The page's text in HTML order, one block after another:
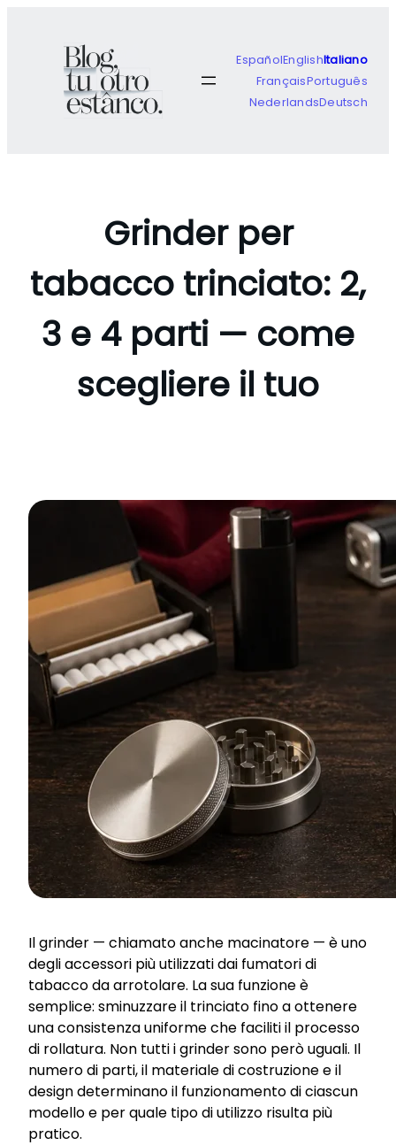
contenuto
EspañolEnglishItaliano
FrançaisPortuguês
NederlandsDeutsch
Grinder per
tabacco trinciato: 2,
3 e 4 parti — come
scegliere il tuo
Il grinder — chiamato anche macinatore — è uno
degli accessori più utilizzati dai fumatori di
tabacco da arrotolare. La sua funzione è
semplice: sminuzzare il trinciato fino a ottenere
una consistenza uniforme che faciliti il processo
di rollatura. Non tutti i grinder sono però uguali. Il
numero di parti, il materiale di costruzione e il
design determinano il funzionamento di ciascun
modello e per quale tipo di utilizzo risulta più
pratico.